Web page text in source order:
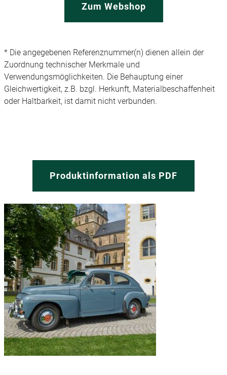
Zum Webshop
* Die angegebenen Referenznummer(n) dienen allein der
Zuordnung technischer Merkmale und
Verwendungsmöglichkeiten. Die Behauptung einer
Gleichwertigkeit, z.B. bzgl. Herkunft, Materialbeschaffenheit
oder Haltbarkeit, ist damit nicht verbunden.
Produktinformation als PDF